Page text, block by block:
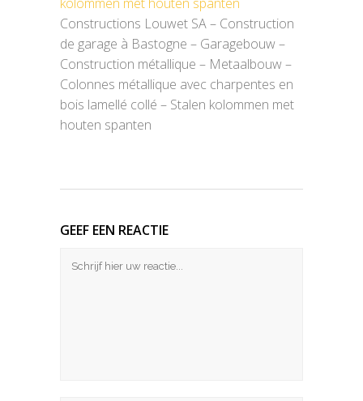
Constructions Louwet SA – Construction
de garage à Bastogne – Garagebouw –
Construction métallique – Metaalbouw –
Colonnes métallique avec charpentes en
bois lamellé collé – Stalen kolommen met
houten spanten
GEEF EEN REACTIE